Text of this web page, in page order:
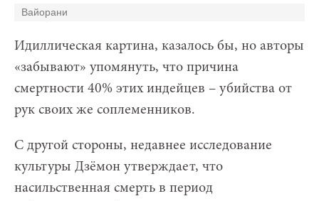
Вайорани
Идиллическая картина, казалось бы, но авторы
«забывают» упомянуть, что причина
смертности 40% этих индейцев – убийства от
рук своих же соплеменников.
С другой стороны, недавнее исследование
культуры Дзёмон утверждает, что
насильственная смерть в период